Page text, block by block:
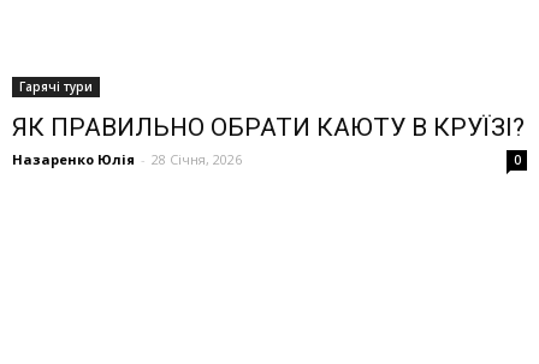
Гарячі тури
ЯК ПРАВИЛЬНО ОБРАТИ КАЮТУ В КРУЇЗІ?
Назаренко Юлія - 28 Січня, 2026 0